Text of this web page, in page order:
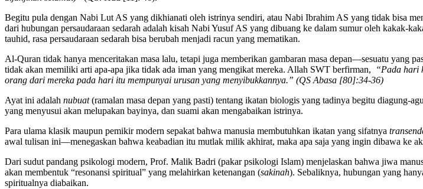
Begitu pula dengan Nabi Lut AS yang dikhianati oleh istrinya sendiri, atau Nabi Ibrahim AS yang tidak bisa
dari hubungan persaudaraan sedarah adalah kisah Nabi Yusuf AS yang dibuang ke dalam sumur oleh kakak-
tauhid, rasa persaudaraan sedarah bisa berubah menjadi racun yang mematikan.
Al-Quran tidak hanya menceritakan masa lalu, tetapi juga memberikan gambaran masa depan—sesuatu yang
tidak akan memiliki arti apa-apa jika tidak ada iman yang mengikat mereka. Allah SWT berfirman,
“Pada hari
orang dari mereka pada hari itu mempunyai urusan yang menyibukkannya.” (QS Abasa [80]:34-36)
Ayat ini adalah nubuat(ramalan masa depan yang pasti) tentang ikatan biologis yang tadinya begitu diagung-
yang menyusui akan melupakan bayinya, dan suami akan mengabaikan istrinya.
Para ulama klasik maupun pemikir modern sepakat bahwa manusia membutuhkan ikatan yang sifatnya
awal tulisan ini—menegaskan bahwa keabadian itu mutlak milik akhirat, maka apa saja yang ingin dibawa ke
Dari sudut pandang psikologi modern, Prof. Malik Badri (pakar psikologi Islam) menjelaskan bahwa jiwa
akan membentuk “resonansi spiritual” yang melahirkan ketenangan (sakinah). Sebaliknya, hubungan yang
spiritualnya diabaikan.